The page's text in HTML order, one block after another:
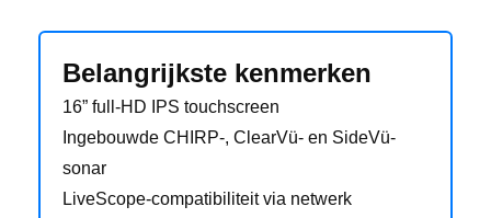
Belangrijkste kenmerken
16” full-HD IPS touchscreen
Ingebouwde CHIRP-, ClearVü- en SideVü-
sonar
LiveScope-compatibiliteit via netwerk